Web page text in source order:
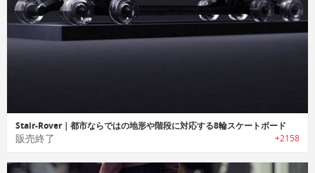
Stair-Rover｜都市ならではの地形や階段に対応する8輪スケートボード
販売終了 +2158